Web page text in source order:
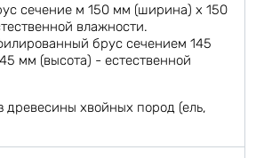
сечение м 150 мм (ширина) х 150
влажности.
брус сечением 145
мм (высота) - естественной
древесины хвойных пород (ель,